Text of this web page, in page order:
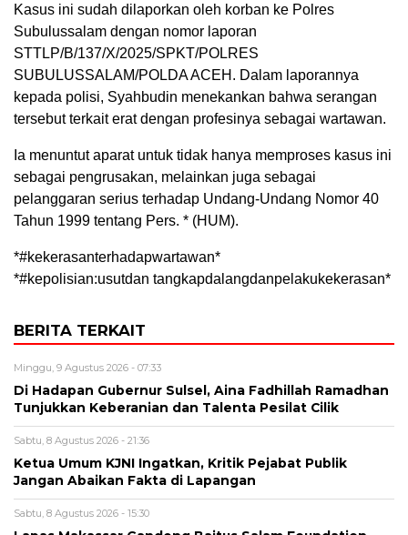
Kasus ini sudah dilaporkan oleh korban ke Polres
Subulussalam dengan nomor laporan
STTLP/B/137/X/2025/SPKT/POLRES
SUBULUSSALAM/POLDA ACEH. Dalam laporannya
kepada polisi, Syahbudin menekankan bahwa serangan
tersebut terkait erat dengan profesinya sebagai wartawan.
Ia menuntut aparat untuk tidak hanya memproses kasus ini
sebagai pengrusakan, melainkan juga sebagai
pelanggaran serius terhadap Undang-Undang Nomor 40
Tahun 1999 tentang Pers. * (HUM).
*#kekerasanterhadapwartawan*
*#kepolisian:usutdan tangkapdalangdanpelakukekerasan*
BERITA TERKAIT
Minggu, 9 Agustus 2026 - 07:33
Di Hadapan Gubernur Sulsel, Aina Fadhillah Ramadhan
Tunjukkan Keberanian dan Talenta Pesilat Cilik
Sabtu, 8 Agustus 2026 - 21:36
Ketua Umum KJNI Ingatkan, Kritik Pejabat Publik
Jangan Abaikan Fakta di Lapangan
Sabtu, 8 Agustus 2026 - 15:30